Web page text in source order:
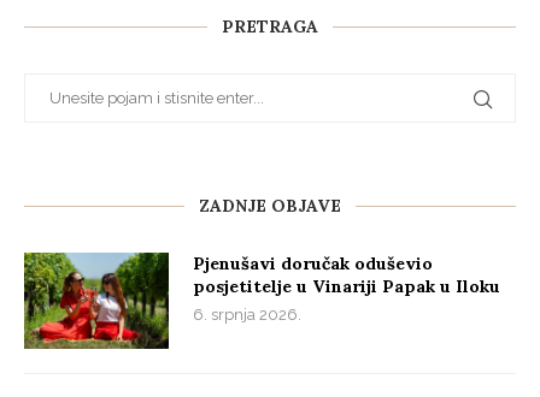
PRETRAGA
ZADNJE OBJAVE
Pjenušavi doručak oduševio
posjetitelje u Vinariji Papak u Iloku
6. srpnja 2026.